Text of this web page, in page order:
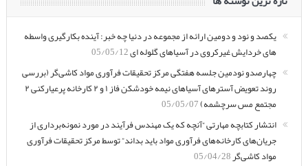
یکصد و نود و دومین ارائه از مجموعه در دنیا چه خبر: آینده بکارگیری واسطه
های خردایش غیرکروی در آسیاهای گلوله ای05/05/12
چهارصدو نودمین جلسه هفتگی مرکز تحقیقات فرآوری مواد کاشی‌گر (بررسی
روند تعویض آسترهای آسیاهای نیمه خودشکن فاز ۱ و ۲ کارخانه پرعیارکنی ۲
مجتمع مس سرچشمه)05/05/07
انتشار کتابچه مهارتی “آنچه که یک مهندس فرآیند در مورد نمونه‌برداری از
جریان‌های کارخانه‌های فرآوری مواد باید بداند” توسط مرکز تحقیقات فرآوری
مواد کاشی‌گر05/04/28